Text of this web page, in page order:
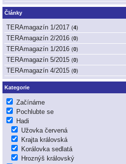
Články
TERAmagazín 1/2017 (4)
TERAmagazín 2/2016 (0)
TERAmagazín 1/2016 (0)
TERAmagazín 5/2015 (0)
TERAmagazín 4/2015 (0)
Kategorie
Začínáme
Pochlubte se
Hadi
Užovka červená
Krajta královská
Korálovka sedlatá
Hroznýš královský